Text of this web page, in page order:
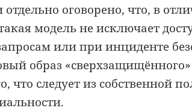
отдельно оговорено, что, в
модель не исключает
или при инциденте
образ
что следует из собственной